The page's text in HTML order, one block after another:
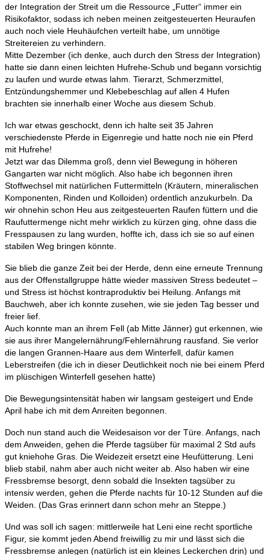
der Integration der Streit um die Ressource „Futter“ immer ein
Risikofaktor, sodass ich neben meinen zeitgesteuerten Heuraufen
auch noch viele Heuhäufchen verteilt habe, um unnötige
Streitereien zu verhindern.
Mitte Dezember (ich denke, auch durch den Stress der Integration)
hatte sie dann einen leichten Hufrehe-Schub und begann vorsichtig
zu laufen und wurde etwas lahm. Tierarzt, Schmerzmittel,
Entzündungshemmer und Klebebeschlag auf allen 4 Hufen
brachten sie innerhalb einer Woche aus diesem Schub.
Ich war etwas geschockt, denn ich halte seit 35 Jahren
verschiedenste Pferde in Eigenregie und hatte noch nie ein Pferd
mit Hufrehe!
Jetzt war das Dilemma groß, denn viel Bewegung in höheren
Gangarten war nicht möglich. Also habe ich begonnen ihren
Stoffwechsel mit natürlichen Futtermitteln (Kräutern, mineralischen
Komponenten, Rinden und Kolloiden) ordentlich anzukurbeln. Da
wir ohnehin schon Heu aus zeitgesteuerten Raufen füttern und die
Raufuttermenge nicht mehr wirklich zu kürzen ging, ohne dass die
Fresspausen zu lang wurden, hoffte ich, dass ich sie so auf einen
stabilen Weg bringen könnte.
Sie blieb die ganze Zeit bei der Herde, denn eine erneute Trennung
aus der Offenstallgruppe hätte wieder massiven Stress bedeutet –
und Stress ist höchst kontraproduktiv bei Heilung. Anfangs mit
Bauchweh, aber ich konnte zusehen, wie sie jeden Tag besser und
freier lief.
Auch konnte man an ihrem Fell (ab Mitte Jänner) gut erkennen, wie
sie aus ihrer Mangelernährung/Fehlernährung rausfand. Sie verlor
die langen Grannen-Haare aus dem Winterfell, dafür kamen
Leberstreifen (die ich in dieser Deutlichkeit noch nie bei einem Pferd
im plüschigen Winterfell gesehen hatte)
Die Bewegungsintensität haben wir langsam gesteigert und Ende
April habe ich mit dem Anreiten begonnen.
Doch nun stand auch die Weidesaison vor der Türe. Anfangs, nach
dem Anweiden, gehen die Pferde tagsüber für maximal 2 Std aufs
gut kniehohe Gras. Die Weidezeit ersetzt eine Heufütterung. Leni
blieb stabil, nahm aber auch nicht weiter ab. Also haben wir eine
Fressbremse besorgt, denn sobald die Insekten tagsüber zu
intensiv werden, gehen die Pferde nachts für 10-12 Stunden auf die
Weiden. (Das Gras erinnert dann schon mehr an Steppe.)
Und was soll ich sagen: mittlerweile hat Leni eine recht sportliche
Figur, sie kommt jeden Abend freiwillig zu mir und lässt sich die
Fressbremse anlegen (natürlich ist ein kleines Leckerchen drin) und